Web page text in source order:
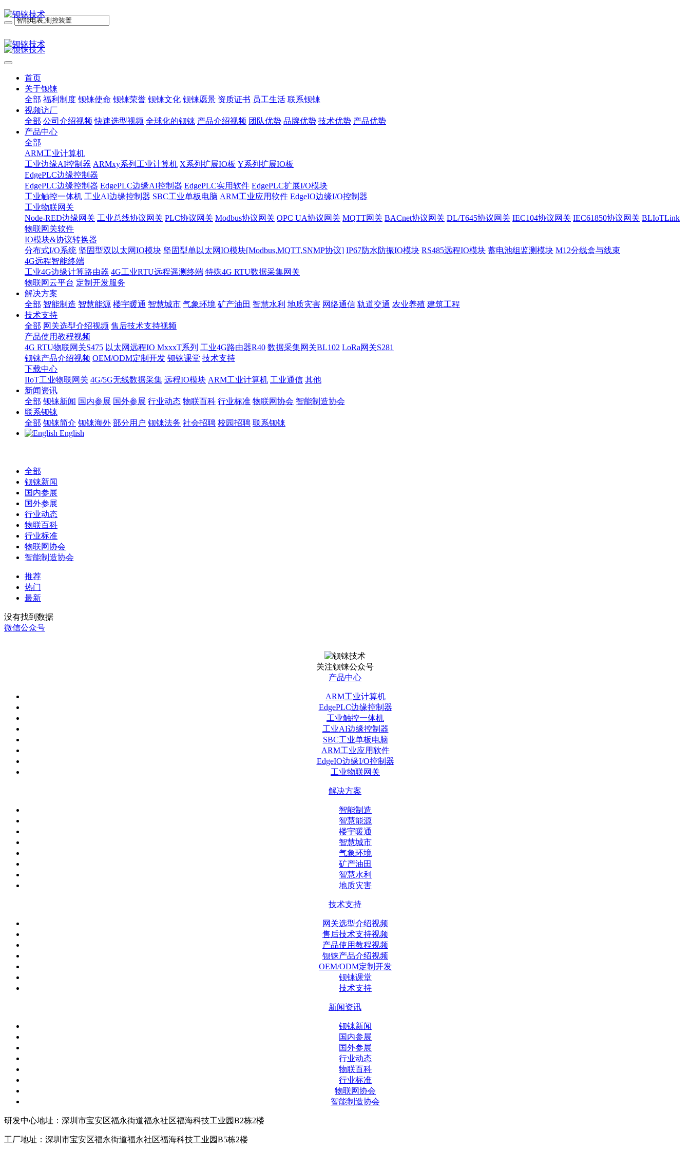
首页
关于钡铼
全部 福利制度 钡铼使命 钡铼荣誉 钡铼文化 钡铼愿景 资质证书 员工生活 联系钡铼
视频访厂
全部 公司介绍视频 快速选型视频 全球化的钡铼 产品介绍视频 团队优势 品牌优势 技术优势 产品优势
产品中心
全部
ARM工业计算机
工业边缘AI控制器 ARMxy系列工业计算机 X系列扩展IO板 Y系列扩展IO板
EdgePLC边缘控制器
EdgePLC边缘控制器 EdgePLC边缘AI控制器 EdgePLC实用软件 EdgePLC扩展I/O模块
工业触控一体机 工业AI边缘控制器 SBC工业单板电脑 ARM工业应用软件 EdgeIO边缘I/O控制器
工业物联网关
Node-RED边缘网关 工业总线协议网关 PLC协议网关 Modbus协议网关 OPC UA协议网关 MQTT网关 BACnet协议网关 DL/T645协议网关 IEC104协议网关 IEC61850协议网关 BLIoTLink
物联网关软件
IO模块&协议转换器
分布式I/O系统 坚固型双以太网IO模块 坚固型单以太网IO模块[Modbus,MQTT,SNMP协议] IP67防水防振IO模块 RS485远程IO模块 蓄电池组监测模块 M12分线盒与线束
4G远程智能终端
工业4G边缘计算路由器 4G工业RTU远程遥测终端 特殊4G RTU数据采集网关
物联网云平台 定制开发服务
解决方案
全部 智能制造 智慧能源 楼宇暖通 智慧城市 气象环境 矿产油田 智慧水利 地质灾害 网络通信 轨道交通 农业养殖 建筑工程
技术支持
全部 网关选型介绍视频 售后技术支持视频
产品使用教程视频
4G RTU物联网关S475 以太网远程IO MxxxT系列 工业4G路由器R40 数据采集网关BL102 LoRa网关S281
钡铼产品介绍视频 OEM/ODM定制开发 钡铼课堂 技术支持
下载中心
IIoT工业物联网关 4G/5G无线数据采集 远程IO模块 ARM工业计算机 工业通信 其他
新闻资讯
全部 钡铼新闻 国内参展 国外参展 行业动态 物联百科 行业标准 物联网协会 智能制造协会
联系钡铼
全部 钡铼简介 钡铼海外 部分用户 钡铼法务 社会招聘 校园招聘 联系钡铼
English
全部
钡铼新闻
国内参展
国外参展
行业动态
物联百科
行业标准
物联网协会
智能制造协会
推荐
热门
最新
没有找到数据
微信公众号
关注钡铼公众号
产品中心
ARM工业计算机
EdgePLC边缘控制器
工业触控一体机
工业AI边缘控制器
SBC工业单板电脑
ARM工业应用软件
EdgeIO边缘I/O控制器
工业物联网关
解决方案
智能制造
智慧能源
楼宇暖通
智慧城市
气象环境
矿产油田
智慧水利
地质灾害
技术支持
网关选型介绍视频
售后技术支持视频
产品使用教程视频
钡铼产品介绍视频
OEM/ODM定制开发
钡铼课堂
技术支持
新闻资讯
钡铼新闻
国内参展
国外参展
行业动态
物联百科
行业标准
物联网协会
智能制造协会
研发中心地址：深圳市宝安区福永街道福永社区福海科技工业园B2栋2楼
工厂地址：深圳市宝安区福永街道福永社区福海科技工业园B5栋2楼